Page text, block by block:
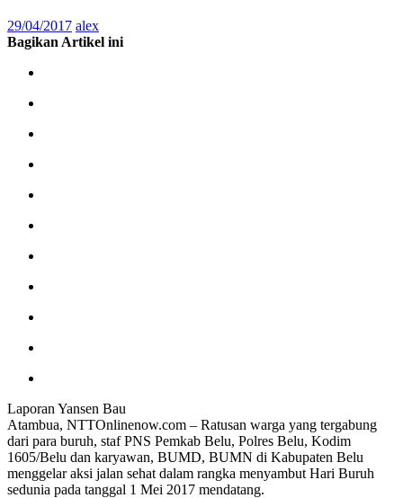
29/04/2017 alex
Bagikan Artikel ini
Laporan Yansen Bau
Atambua, NTTOnlinenow.com – Ratusan warga yang tergabung
dari para buruh, staf PNS Pemkab Belu, Polres Belu, Kodim
1605/Belu dan karyawan, BUMD, BUMN di Kabupaten Belu
menggelar aksi jalan sehat dalam rangka menyambut Hari Buruh
sedunia pada tanggal 1 Mei 2017 mendatang.